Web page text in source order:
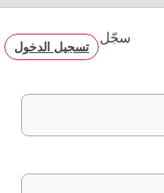
سجّل
تسجيل الدخول